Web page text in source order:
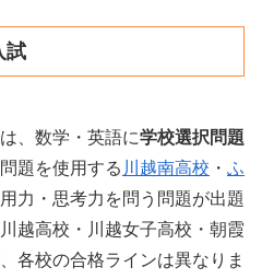
試
、数学・英語に学校選択問題
題を使用する 川越南高校 ・ ふ
力・思考力を問う問題が出題
越高校・川越女子高校・朝霞
各校の合格ラインは異なりま